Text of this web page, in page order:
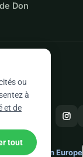
Don
Conçu en Europe
ou
à
et de
tout